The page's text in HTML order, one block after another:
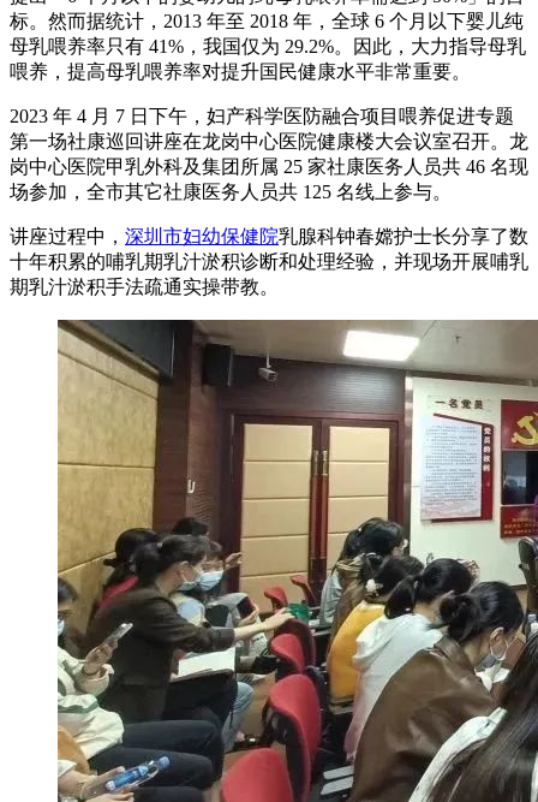
标。然而据统计，2013 年至 2018 年，全球 6 个月以下婴儿纯
母乳喂养率只有 41%，我国仅为 29.2%。因此，大力指导母乳
喂养，提高母乳喂养率对提升国民健康水平非常重要。
2023 年 4 月 7 日下午，妇产科学医防融合项目喂养促进专题
第一场社康巡回讲座在龙岗中心医院健康楼大会议室召开。龙
岗中心医院甲乳外科及集团所属 25 家社康医务人员共 46 名现
场参加，全市其它社康医务人员共 125 名线上参与。
讲座过程中， 深圳市妇幼保健院乳腺科钟春嫦护士长分享了数
十年积累的哺乳期乳汁淤积诊断和处理经验，并现场开展哺乳
期乳汁淤积手法疏通实操带教。